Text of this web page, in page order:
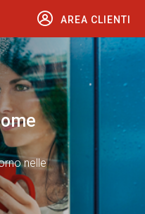
AREA CLIENTI
nelle